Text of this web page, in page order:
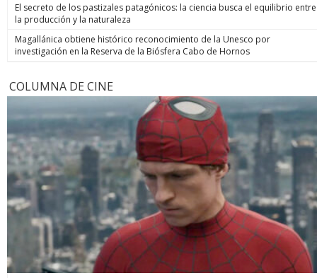
El secreto de los pastizales patagónicos: la ciencia busca el equilibrio entre
la producción y la naturaleza
Magallánica obtiene histórico reconocimiento de la Unesco por
investigación en la Reserva de la Biósfera Cabo de Hornos
COLUMNA DE CINE